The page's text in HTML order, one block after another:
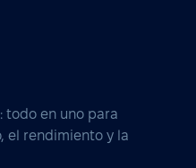
todo en uno para
el rendimiento y la